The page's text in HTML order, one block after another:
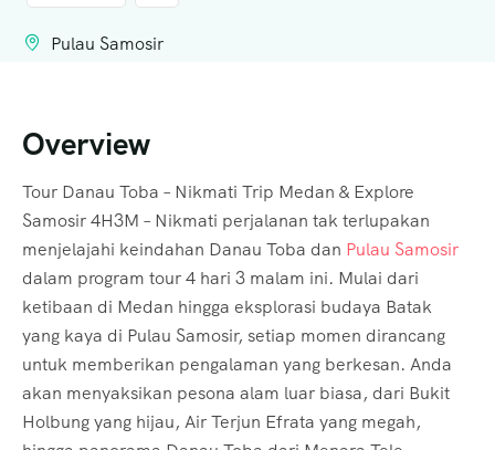
Pulau Samosir
Overview
Tour Danau Toba – Nikmati Trip Medan & Explore
Samosir 4H3M – Nikmati perjalanan tak terlupakan
menjelajahi keindahan Danau Toba dan Pulau Samosir
dalam program tour 4 hari 3 malam ini. Mulai dari
ketibaan di Medan hingga eksplorasi budaya Batak
yang kaya di Pulau Samosir, setiap momen dirancang
untuk memberikan pengalaman yang berkesan. Anda
akan menyaksikan pesona alam luar biasa, dari Bukit
Holbung yang hijau, Air Terjun Efrata yang megah,